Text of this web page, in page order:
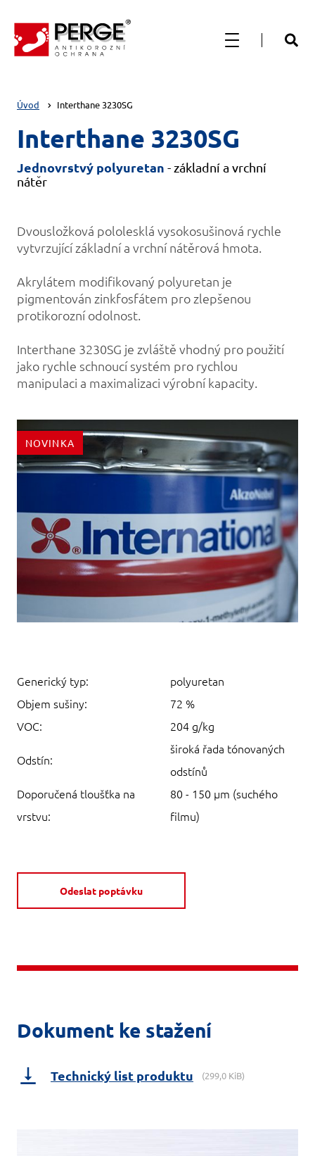
Úvod Interthane 3230SG
Interthane 3230SG
Jednovrstvý polyuretan - základní a vrchní
nátěr
Dvousložková pololesklá vysokosušinová rychle
vytvrzující základní a vrchní nátěrová hmota.
Akrylátem modifikovaný polyuretan je
pigmentován zinkfosfátem pro zlepšenou
protikorozní odolnost.
Interthane 3230SG je zvláště vhodný pro použití
jako rychle schnoucí systém pro rychlou
manipulaci a maximalizaci výrobní kapacity.
NOVINKA
Generický typ:
polyuretan
Objem sušiny:
72 %
VOC:
204 g/kg
Odstín:
široká řada tónovaných
odstínů
Doporučená tloušťka na
vrstvu:
80 - 150 µm (suchého
filmu)
Odeslat poptávku
Dokument ke stažení
Technický list produktu (299,0 KiB)